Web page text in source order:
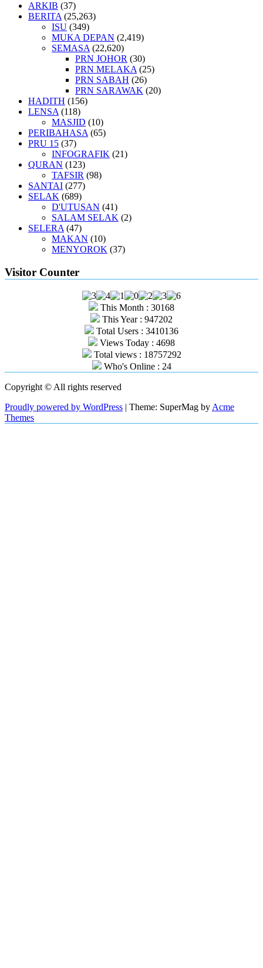
ARKIB (37)
BERITA (25,263)
ISU (349)
MUKA DEPAN (2,419)
SEMASA (22,620)
PRN JOHOR (30)
PRN MELAKA (25)
PRN SABAH (26)
PRN SARAWAK (20)
HADITH (156)
LENSA (118)
MASJID (10)
PERIBAHASA (65)
PRU 15 (37)
INFOGRAFIK (21)
QURAN (123)
TAFSIR (98)
SANTAI (277)
SELAK (689)
D'UTUSAN (41)
SALAM SELAK (2)
SELERA (47)
MAKAN (10)
MENYOROK (37)
Visitor Counter
This Month : 30168
This Year : 947202
Total Users : 3410136
Views Today : 4698
Total views : 18757292
Who's Online : 24
Copyright © All rights reserved
Proudly powered by WordPress | Theme: SuperMag by Acme
Themes